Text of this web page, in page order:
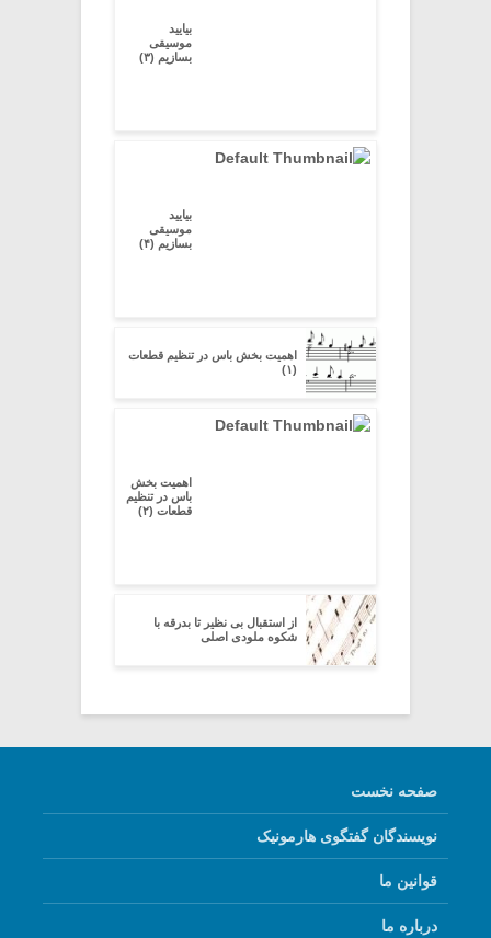
بیایید
موسیقی
بسازیم (۳)
بیایید
موسیقی
بسازیم (۴)
اهمیت بخش باس در تنظیم قطعات
(۱)
اهمیت بخش
باس در تنظیم
قطعات (۲)
از استقبال بی نظیر تا بدرقه با
شکوه ملودی اصلی
صفحه نخست
نویسندگان گفتگوی هارمونیک
قوانین ما
درباره ما